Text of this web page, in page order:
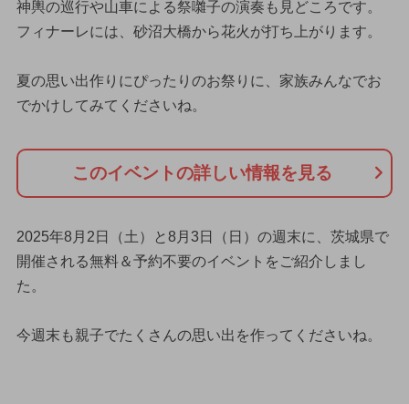
神輿の巡行や山車による祭囃子の演奏も見どころです。
フィナーレには、砂沼大橋から花火が打ち上がります。
夏の思い出作りにぴったりのお祭りに、家族みんなでお
でかけしてみてくださいね。
このイベントの詳しい情報を見る
2025年8月2日（土）と8月3日（日）の週末に、茨城県で
開催される無料＆予約不要のイベントをご紹介しまし
た。
今週末も親子でたくさんの思い出を作ってくださいね。